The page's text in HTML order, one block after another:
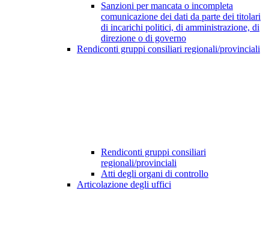
Sanzioni per mancata o incompleta
comunicazione dei dati da parte dei titolari
di incarichi politici, di amministrazione, di
direzione o di governo
Rendiconti gruppi consiliari regionali/provinciali
Rendiconti gruppi consiliari
regionali/provinciali
Atti degli organi di controllo
Articolazione degli uffici